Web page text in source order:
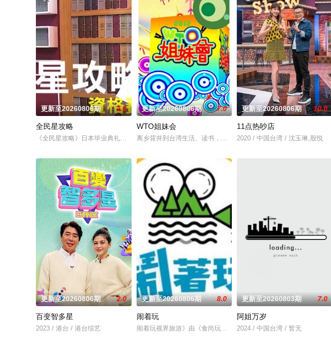
更新至20260806期 1.0
全民星攻略
《全民星攻略》日本毕业典礼向学长要制服的第二颗钮釦代表著什麽意思呢？喜欢金庸小说的人必须要
更新至20260806期 7.0
WTO姐妹会
离乡背井到台湾生活、读书，每个台湾新住民难免会因为文化差异
更新至20260806期 10.0
11点热吵店
2020 / 中国台湾 / 沈玉琳,殷悦
更新至20260806期 2.0
百变智多星
2023 / 港台 / 港台综艺
更新至20260806期 8.0
闹着玩
闹着玩视界旅游》由《食尚玩家》建造团队以及浩角翔起、颜永烈
更新至20260803期 7.0
阿姐万岁
2024 / 中国台湾 / 暂无